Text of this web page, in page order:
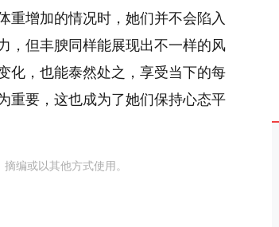
重增加的情况时，她们并不会陷入
，但丰腴同样能展现出不一样的风
化，也能泰然处之，享受当下的每
重要，这也成为了她们保持心态平
编或以其他方式使用。